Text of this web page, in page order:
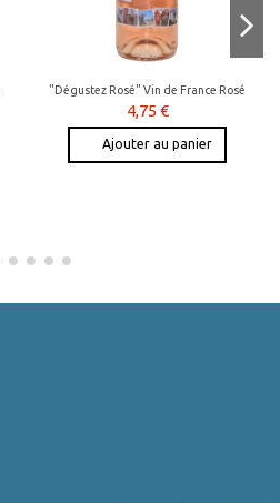
"Dégustez Rosé" Vin de France Rosé
4,75 €
Ajouter au panier